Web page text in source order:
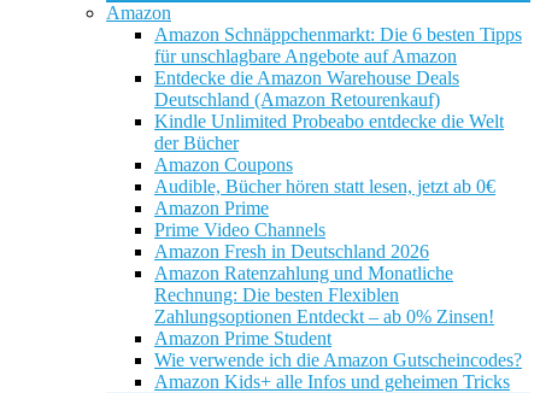
Amazon
Amazon Schnäppchenmarkt: Die 6 besten Tipps
für unschlagbare Angebote auf Amazon
Entdecke die Amazon Warehouse Deals
Deutschland (Amazon Retourenkauf)
Kindle Unlimited Probeabo entdecke die Welt
der Bücher
Amazon Coupons
Audible, Bücher hören statt lesen, jetzt ab 0€
Amazon Prime
Prime Video Channels
Amazon Fresh in Deutschland 2026
Amazon Ratenzahlung und Monatliche
Rechnung: Die besten Flexiblen
Zahlungsoptionen Entdeckt – ab 0% Zinsen!
Amazon Prime Student
Wie verwende ich die Amazon Gutscheincodes?
Amazon Kids+ alle Infos und geheimen Tricks